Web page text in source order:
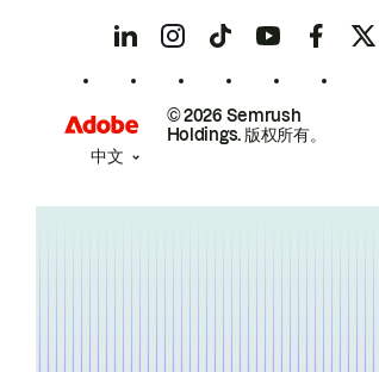
© 2026 Semrush
Holdings. 版权所有。
中文